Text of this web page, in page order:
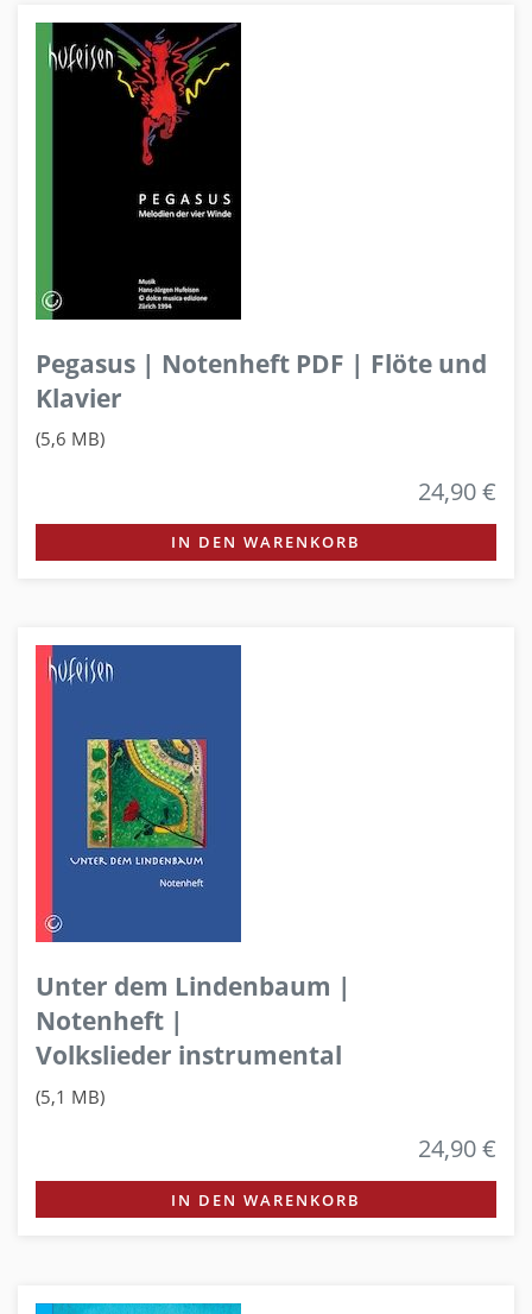
Pegasus | Notenheft PDF | Flöte und
Klavier
(5,6 MB)
24,90 €
IN DEN WARENKORB
Unter dem Lindenbaum |
Notenheft |
Volkslieder instrumental
(5,1 MB)
24,90 €
IN DEN WARENKORB